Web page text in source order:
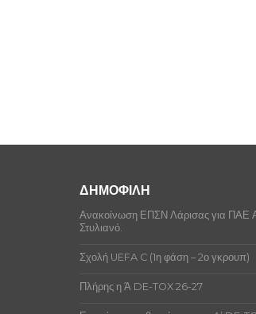
ΔΗΜΟΦΙΛΗ
Ανακοίνωση ΕΠΣΝ Λάρισας για ΠΑΕ
Στυλιανό.
Σχολή UEFA C (1η φάση – 2ο γκρουπ)
Πλήρης η Ά DE-TOX 26-27